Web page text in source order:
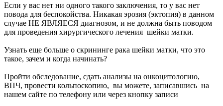
Если у вас нет ни одного такого заключения, то у вас нет
повода для беспокойства. Никакая эрозия (эктопия) в данном
случае НЕ ЯВЛЯЕСЯ диагнозом, и не должна быть поводом
для проведения хирургического лечения шейки матки.
Узнать еще больше о скрининге рака шейки матки, что это
такое, зачем и когда начинать?
Пройти обследование, сдать анализы на онкоцитологию,
ВПЧ, провести кольпоскопию, вы можете, записавшись на
нашем сайте по телефону или через кнопку записи